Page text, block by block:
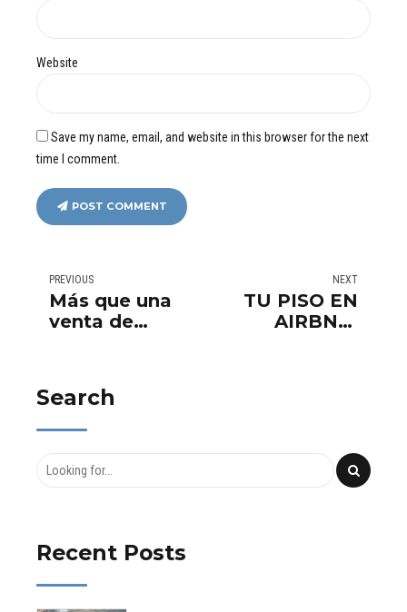
Website
Save my name, email, and website in this browser for the next
time I comment.
POST COMMENT
PREVIOUS
Más que una
venta de
NEXT
TU PISO EN
AIRBNB,
JUDICIAL
PUEDE
Search
Recent Posts